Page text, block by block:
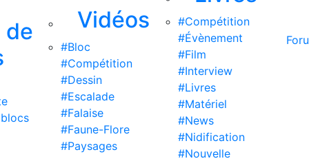
de
Vidéos
#Bloc
#Compétition
#Dessin
#Escalade
#Falaise
#Faune-Flore
#Paysages
#Compétition
#Évènement
#Film
#Interview
#Livres
#Matériel
#News
#Nidification
#Nouvelle